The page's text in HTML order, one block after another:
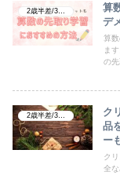
2歳半差/3学年差
算
デ
算
ま
の
ク
品
ー
ク
全